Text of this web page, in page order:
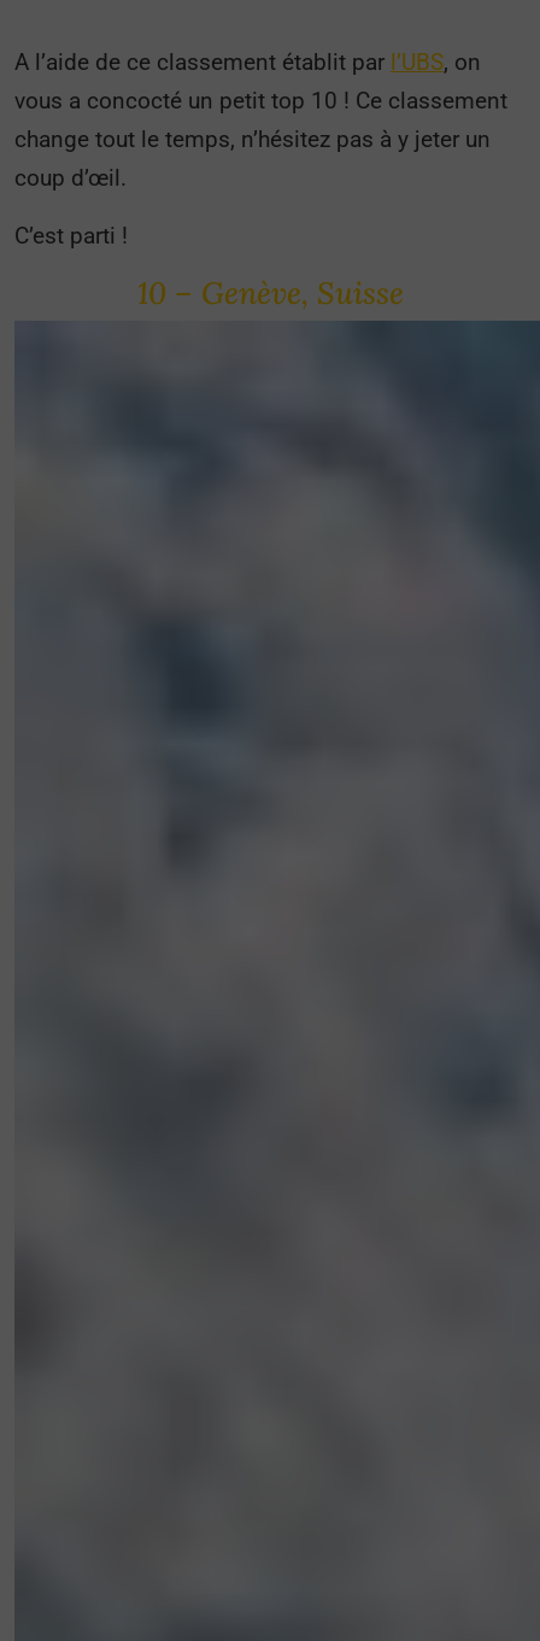
A l’aide de ce classement établit par l’UBS, on
vous a concocté un petit top 10 ! Ce classement
change tout le temps, n’hésitez pas à y jeter un
coup d’œil.
C’est parti !
10 – Genève, Suisse